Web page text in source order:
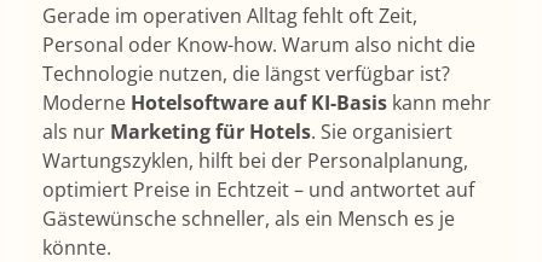
Gerade im operativen Alltag fehlt oft Zeit,
Personal oder Know-how. Warum also nicht die
Technologie nutzen, die längst verfügbar ist?
Moderne Hotelsoftware auf KI-Basis kann mehr
als nur Marketing für Hotels. Sie organisiert
Wartungszyklen, hilft bei der Personalplanung,
optimiert Preise in Echtzeit – und antwortet auf
Gästewünsche schneller, als ein Mensch es je
könnte.